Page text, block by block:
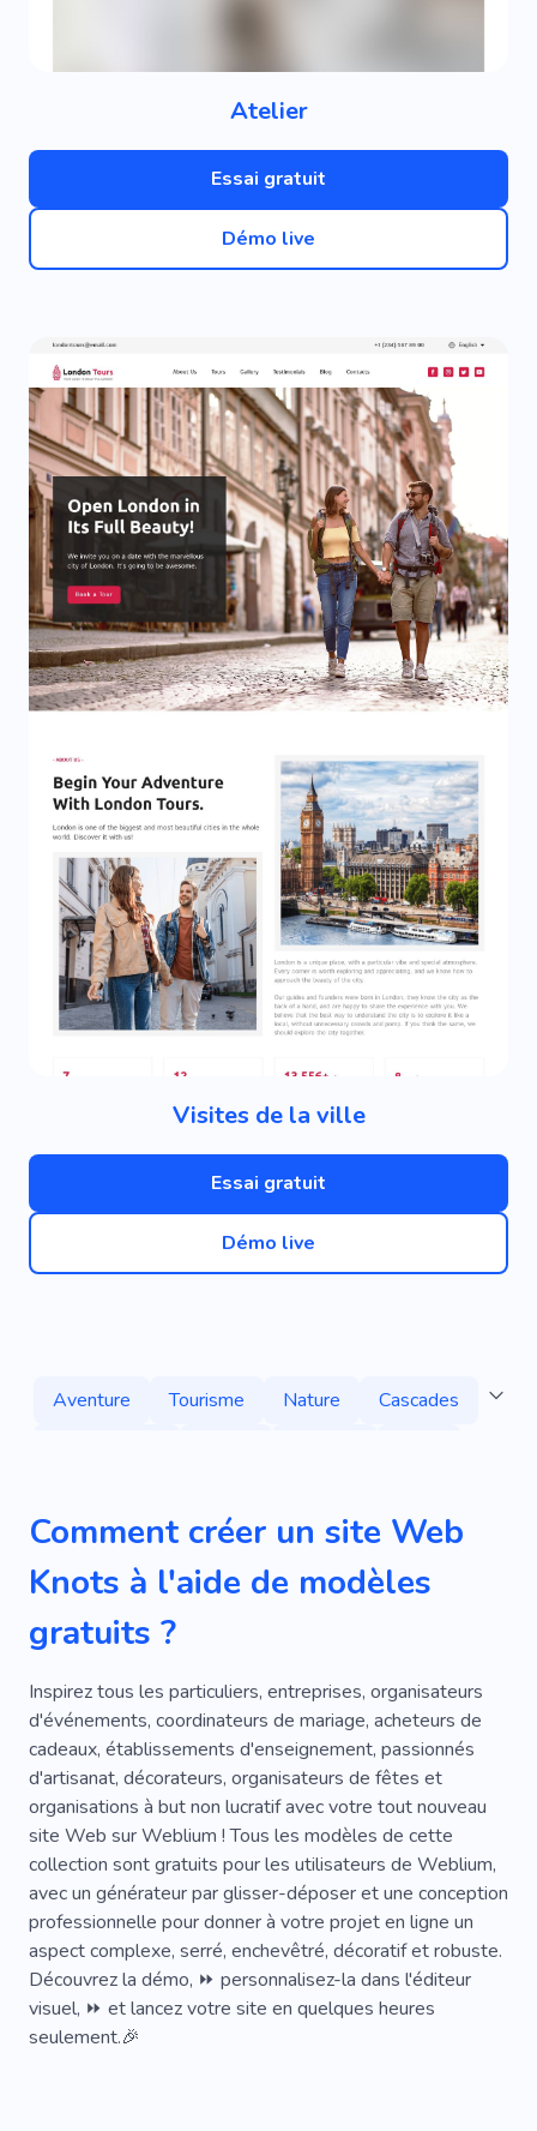
Atelier
Essai gratuit
Démo live
Visites de la ville
Essai gratuit
Démo live
Aventure Tourisme Nature
Cascades
Course
Chemin
Pays
Partir À L'étranger
Visite Guidée
Instatrip
Transfert
Voyager Avec Nounou
Vlogs Sur Les Voyages
Visite Aquatique
Météo
Voyagiste Voyage
Ville
Paysages
Sites Touristiques
Point Chaud
Promenade
Safari
Tour De Plongée
Plongée
Canne À Pêche Vol
Mobile
Passagers
Visite Photo
Bateau
Navette
Eau YouTube
Parc
Former
Voyage Faune
Kenya
Comment créer un site Web
Knots à l'aide de modèles
gratuits ?
Inspirez tous les particuliers, entreprises, organisateurs
d'événements, coordinateurs de mariage, acheteurs de
cadeaux, établissements d'enseignement, passionnés
d'artisanat, décorateurs, organisateurs de fêtes et
organisations à but non lucratif avec votre tout nouveau
site Web sur Weblium ! Tous les modèles de cette
collection sont gratuits pour les utilisateurs de Weblium,
avec un générateur par glisser-déposer et une conception
professionnelle pour donner à votre projet en ligne un
aspect complexe, serré, enchevêtré, décoratif et robuste.
Découvrez la démo, ⏩ personnalisez-la dans l'éditeur
visuel, ⏩ et lancez votre site en quelques heures
seulement.🎉